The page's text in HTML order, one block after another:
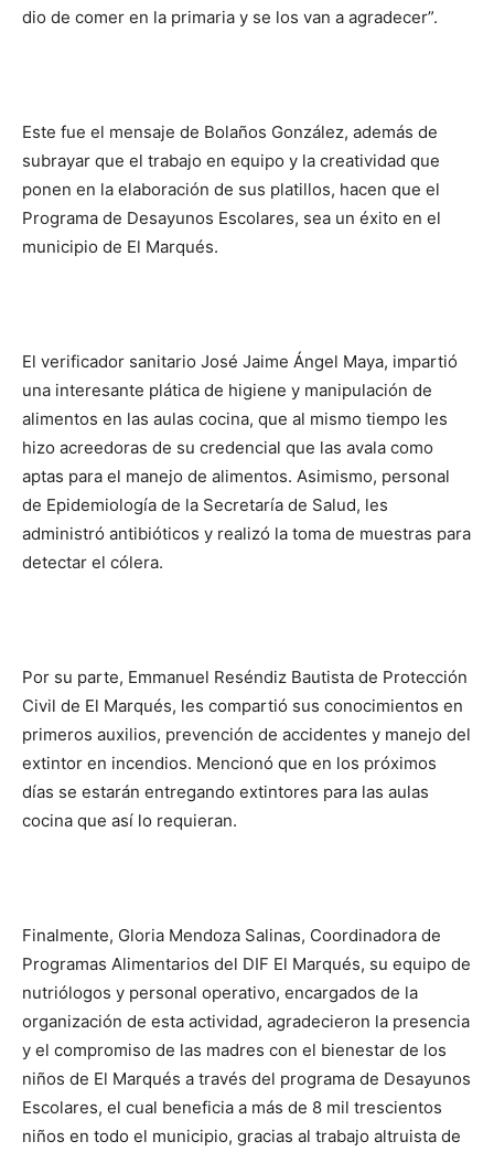
dio de comer en la primaria y se los van a agradecer”.
Este fue el mensaje de Bolaños González, además de
subrayar que el trabajo en equipo y la creatividad que
ponen en la elaboración de sus platillos, hacen que el
Programa de Desayunos Escolares, sea un éxito en el
municipio de El Marqués.
El verificador sanitario José Jaime Ángel Maya, impartió
una interesante plática de higiene y manipulación de
alimentos en las aulas cocina, que al mismo tiempo les
hizo acreedoras de su credencial que las avala como
aptas para el manejo de alimentos. Asimismo, personal
de Epidemiología de la Secretaría de Salud, les
administró antibióticos y realizó la toma de muestras para
detectar el cólera.
Por su parte, Emmanuel Reséndiz Bautista de Protección
Civil de El Marqués, les compartió sus conocimientos en
primeros auxilios, prevención de accidentes y manejo del
extintor en incendios. Mencionó que en los próximos
días se estarán entregando extintores para las aulas
cocina que así lo requieran.
Finalmente, Gloria Mendoza Salinas, Coordinadora de
Programas Alimentarios del DIF El Marqués, su equipo de
nutriólogos y personal operativo, encargados de la
organización de esta actividad, agradecieron la presencia
y el compromiso de las madres con el bienestar de los
niños de El Marqués a través del programa de Desayunos
Escolares, el cual beneficia a más de 8 mil trescientos
niños en todo el municipio, gracias al trabajo altruista de